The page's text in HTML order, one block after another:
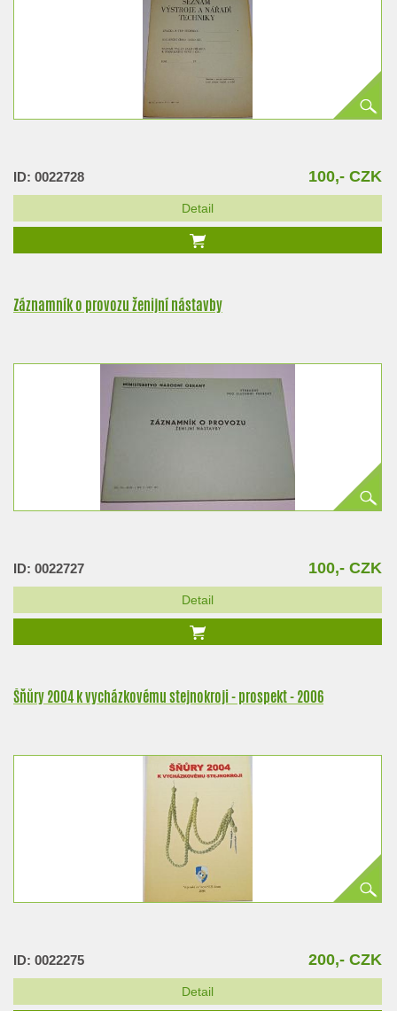
ID: 0022728 100,- CZK
Detail
Záznamník o provozu ženijní nástavby
ID: 0022727 100,- CZK
Detail
Šňůry 2004 k vycházkovému stejnokroji - prospekt - 2006
ID: 0022275 200,- CZK
Detail